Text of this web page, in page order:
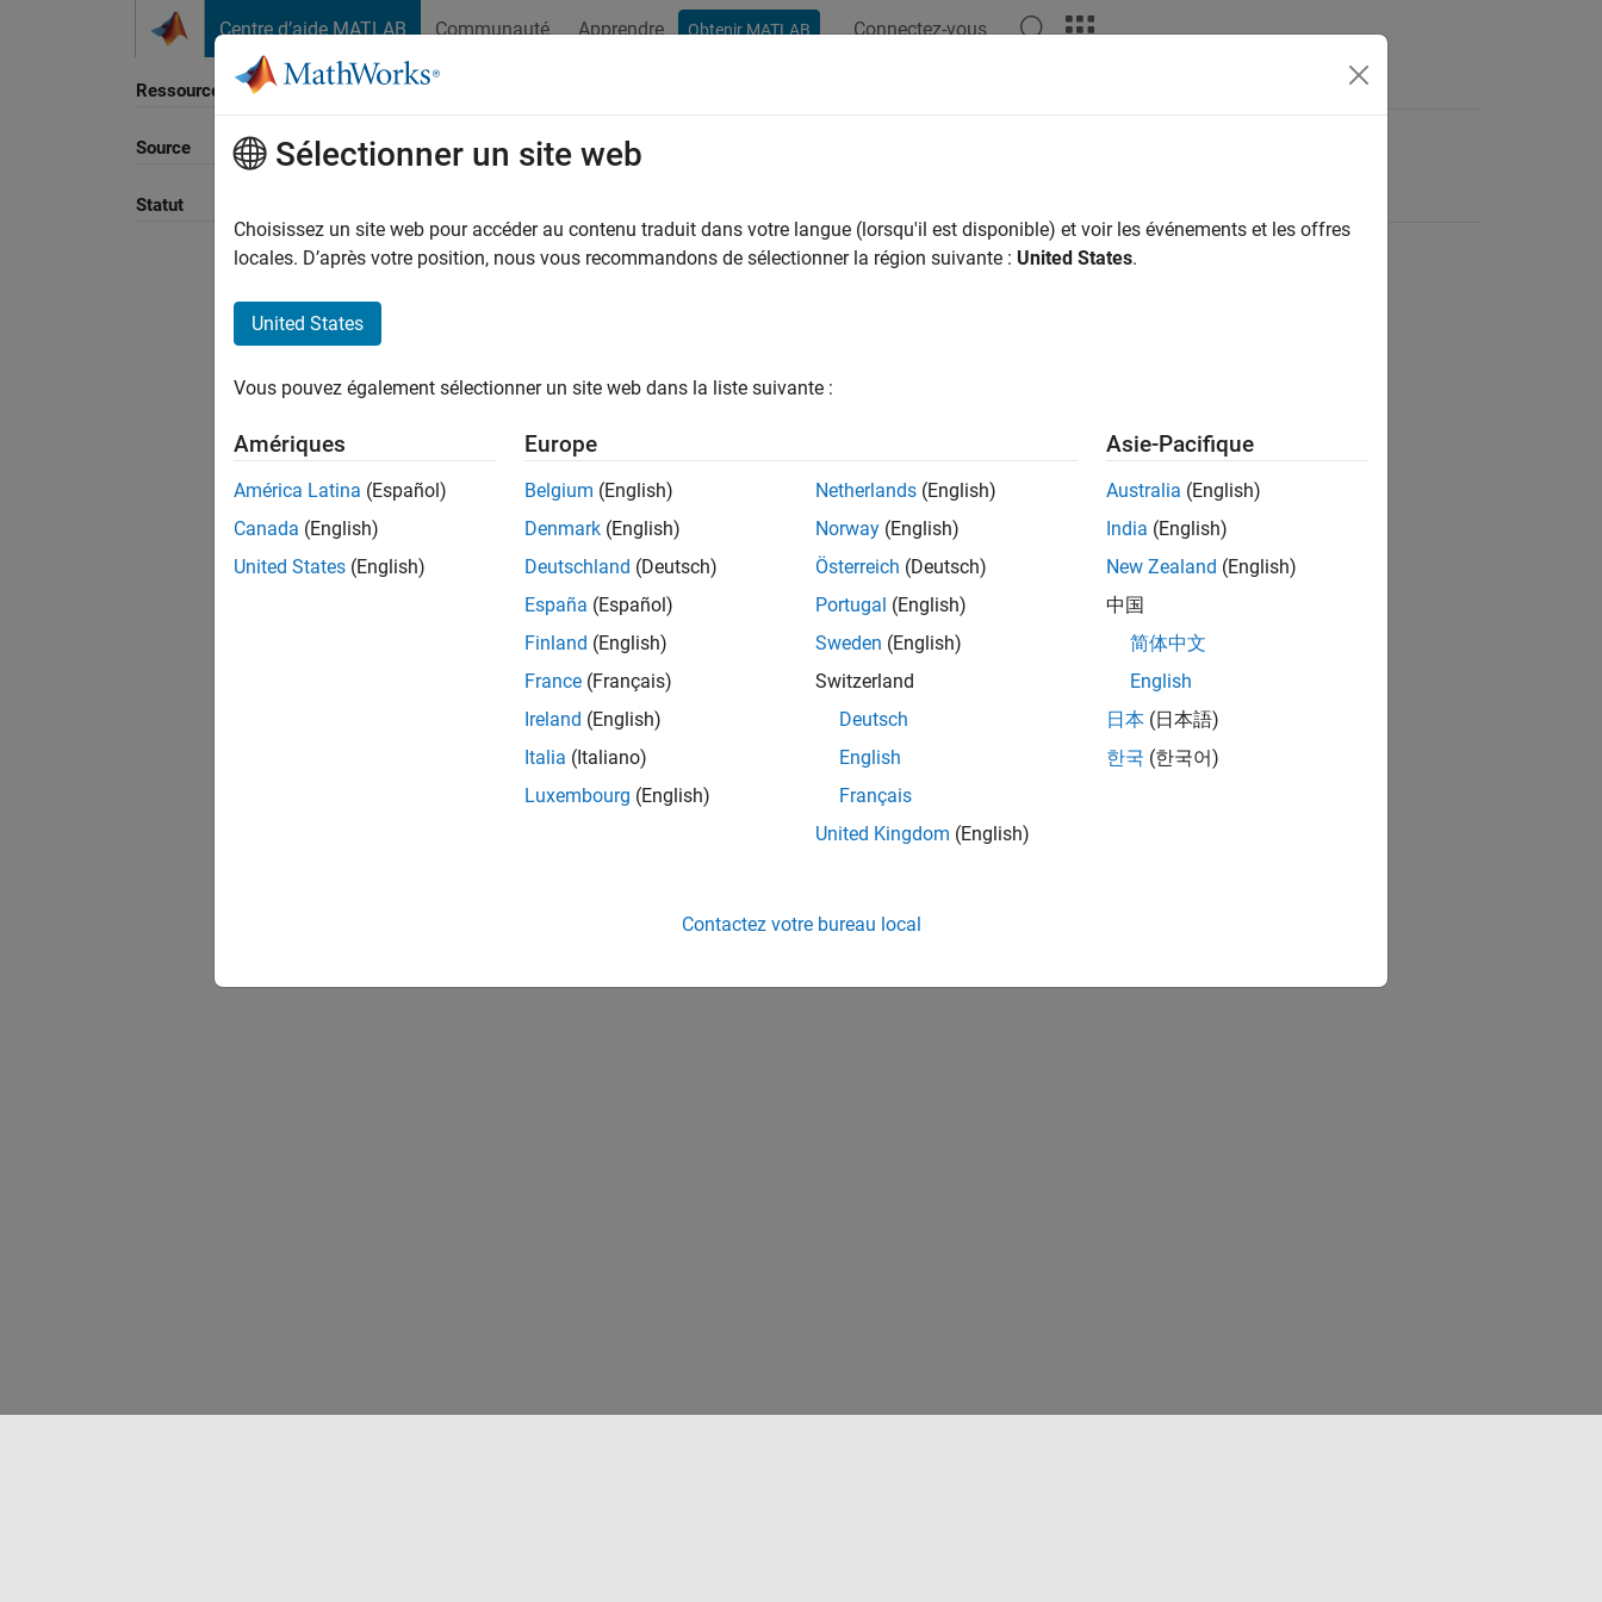
Centre d’aide MATLAB Communauté Apprendre Obtenir MATLAB Connectez-vous
Ressource
Source
Statut
Trier par
Sélectionner un site web
Choisissez un site web pour accéder au contenu traduit dans votre langue (lorsqu'il est disponible) et voir les événements et les offres
locales. D’après votre position, nous vous recommandons de sélectionner la région suivante : United States.
United States
Vous pouvez également sélectionner un site web dans la liste suivante :
Amériques
América Latina (Español)
Canada (English)
United States (English)
Europe
Belgium (English)
Denmark (English)
Deutschland (Deutsch)
España (Español)
Finland (English)
France (Français)
Ireland (English)
Italia (Italiano)
Luxembourg (English)
Netherlands (English)
Norway (English)
Österreich (Deutsch)
Portugal (English)
Sweden (English)
Switzerland
Deutsch
English
Français
United Kingdom (English)
Asie-Pacifique
Australia (English)
India (English)
New Zealand (English)
中国
简体中文
English
日本 (日本語)
한국 (한국어)
Contactez votre bureau local